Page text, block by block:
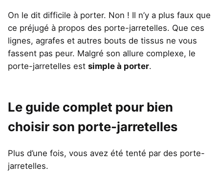
On le dit difficile à porter. Non ! Il n’y a plus faux que
ce préjugé à propos des porte-jarretelles. Que ces
lignes, agrafes et autres bouts de tissus ne vous
fassent pas peur. Malgré son allure complexe, le
porte-jarretelles est simple à porter.
Le guide complet pour bien
choisir son porte-jarretelles
Plus d’une fois, vous avez été tenté par des porte-
jarretelles.